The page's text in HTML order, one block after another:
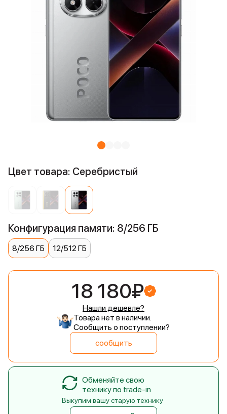
Цвет товара: Серебристый
Конфигурация памяти: 8/256 ГБ
8/256 ГБ 12/512 ГБ
18 180₽
Нашли дешевле?
Товара нет в наличии.
Сообщить о поступлении?
сообщить
Обменяйте свою
технику по trade-in
Выкупим вашу старую технику